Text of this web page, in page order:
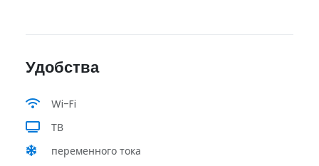
Удобства
Wi-Fi
ТВ
переменного тока